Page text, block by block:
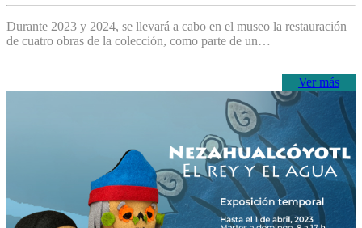
Durante 2023 y 2024, se llevará a cabo en el museo la restauración
de cuatro obras de la colección, como parte de un…
Ver más